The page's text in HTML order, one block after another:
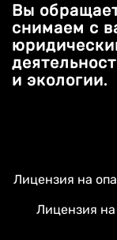
Вы
снимаем с
и экологии.
Лицензия на
Лицензия